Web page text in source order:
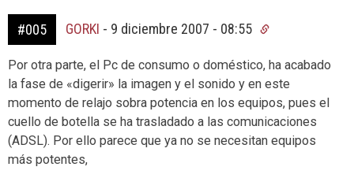
#005 GORKI - 9 diciembre 2007 - 08:55
Por otra parte, el Pc de consumo o doméstico, ha acabado
la fase de «digerir» la imagen y el sonido y en este
momento de relajo sobra potencia en los equipos, pues el
cuello de botella se ha trasladado a las comunicaciones
(ADSL). Por ello parece que ya no se necesitan equipos
más potentes,